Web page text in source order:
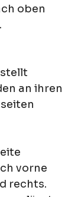
oben
an ihren
vorne
rechts.